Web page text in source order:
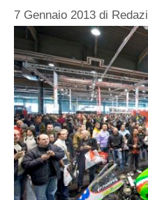
7 Gennaio 2013 di